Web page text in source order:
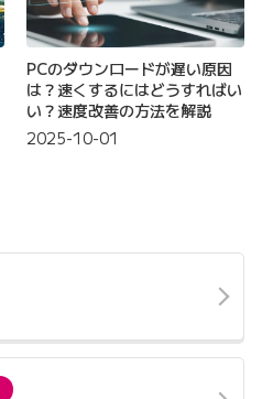
PCのダウンロードが遅い原因
は？速くするにはどうすればい
い？速度改善の方法を解説
2025-10-01